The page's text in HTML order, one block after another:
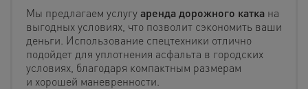
Мы предлагаем услугуаренда дорожного катка на
выгодных условиях, что позволит сэкономить ваши
деньги. Использование спецтехники отлично
подойдет для уплотнения асфальта в городских
условиях, благодаря компактным размерам
и хорошей маневренности.